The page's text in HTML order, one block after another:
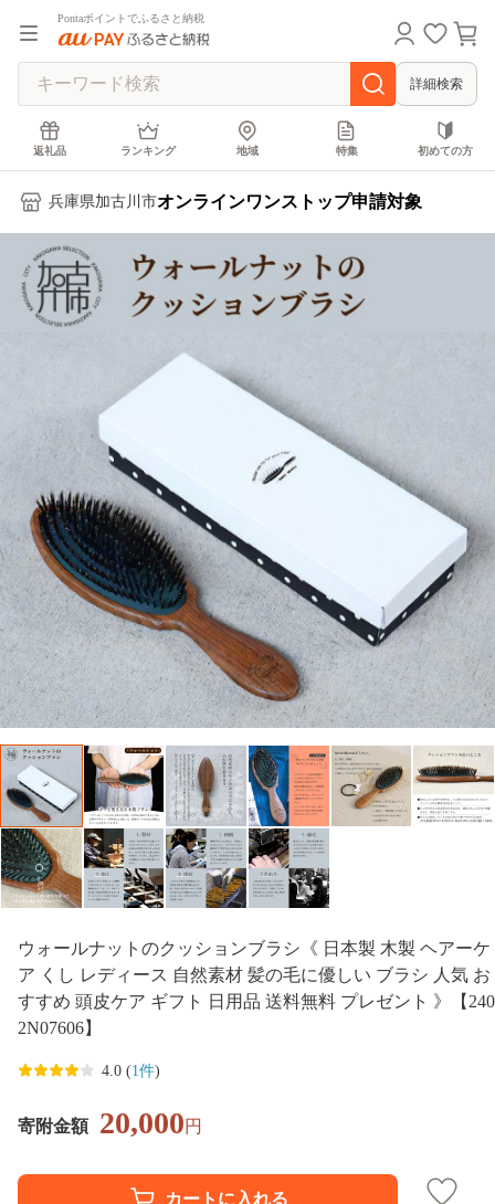
Pontaポイントでふるさと納税
詳細検索
返礼品 ランキング 地域 特集 初めての方
兵庫県加古川市オンラインワンストップ申請対象
ウォールナットのクッションブラシ《 日本製 木製 ヘアーケ
ア くし レディース 自然素材 髪の毛に優しい ブラシ 人気 お
すすめ 頭皮ケア ギフト 日用品 送料無料 プレゼント 》【240
2N07606】
4.0 (1件)
寄附金額 20,000円